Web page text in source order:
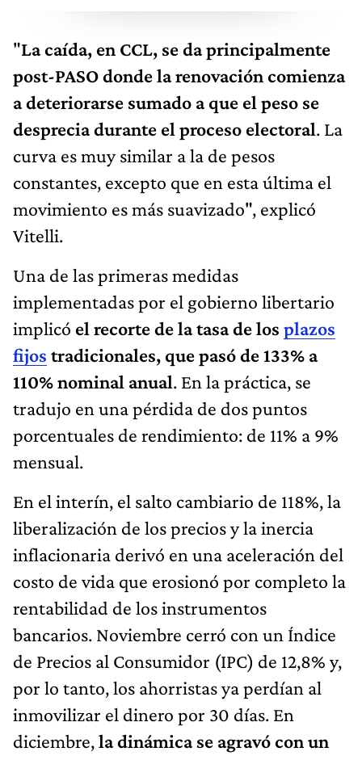
"La caída, en CCL, se da principalmente
post-PASO donde la renovación comienza
a deteriorarse sumado a que el peso se
desprecia durante el proceso electoral. La
curva es muy similar a la de pesos
constantes, excepto que en esta última el
movimiento es más suavizado", explicó
Vitelli.
Una de las primeras medidas
implementadas por el gobierno libertario
implicó el recorte de la tasa de los plazos
fijos tradicionales, que pasó de 133% a
110% nominal anual. En la práctica, se
tradujo en una pérdida de dos puntos
porcentuales de rendimiento: de 11% a 9%
mensual.
En el interín, el salto cambiario de 118%, la
liberalización de los precios y la inercia
inflacionaria derivó en una aceleración del
costo de vida que erosionó por completo la
rentabilidad de los instrumentos
bancarios. Noviembre cerró con un Índice
de Precios al Consumidor (IPC) de 12,8% y,
por lo tanto, los ahorristas ya perdían al
inmovilizar el dinero por 30 días. En
diciembre,la dinámica se agravó con un